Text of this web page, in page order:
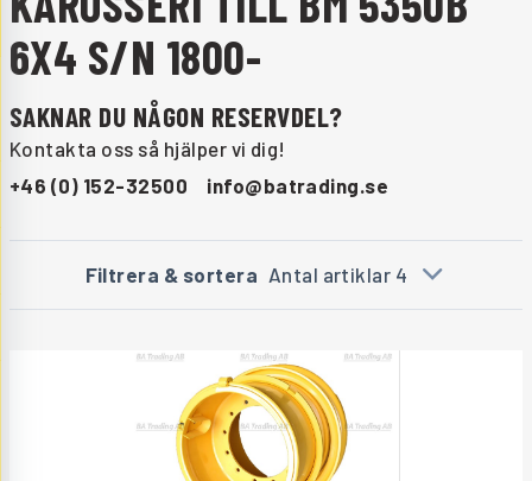
6X4 S/N 1800-
SAKNAR DU NÅGON RESERVDEL?
Kontakta oss så hjälper vi dig!
+46 (0) 152-32500
info@batrading.se
Filtrera & sortera Antal artiklar 4